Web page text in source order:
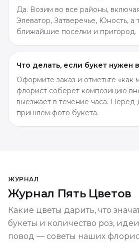
Да. Возим во все районы,
Элеватор, Затверечье, Юность, а
ближайшие посёлки и пригород.
Что делать, если букет нужен
Оформите заказ и отметьте «как
флорист соберёт композицию
выезжает в течение часа. Перед
пришлём фото букета.
ЖУРНАЛ
Журнал Пять Цветов
Какие цветы дарить, что
букеты и количество роз,
повод — советы наших